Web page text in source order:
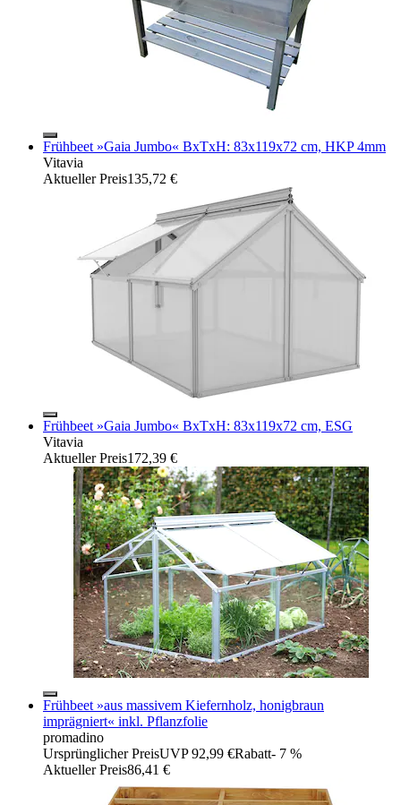
Frühbeet »Gaia Jumbo« BxTxH: 83x119x72 cm, HKP 4mm
Vitavia
Aktueller Preis135,72 €
Frühbeet »Gaia Jumbo« BxTxH: 83x119x72 cm, ESG
Vitavia
Aktueller Preis172,39 €
Frühbeet »aus massivem Kiefernholz, honigbraun
imprägniert« inkl. Pflanzfolie
promadino
Ursprünglicher PreisUVP 92,99 €Rabatt- 7 %
Aktueller Preis86,41 €